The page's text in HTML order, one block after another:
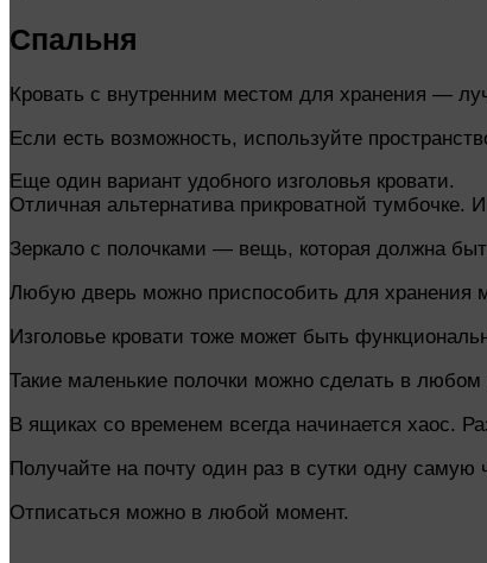
Спальня
Кровать с внутренним местом для хранения —
Если есть возможность, используйте
Еще один вариант удобного изголовья кровати.
Отличная альтернатива прикроватной тумбочке.
Зеркало с полочками — вещь, которая должна
Любую дверь можно приспособить для хранения
Изголовье кровати тоже может быть
Такие маленькие полочки можно сделать в
В ящиках со временем всегда начинается хаос.
Получайте на почту один раз в сутки одну
Отписаться можно в любой момент.